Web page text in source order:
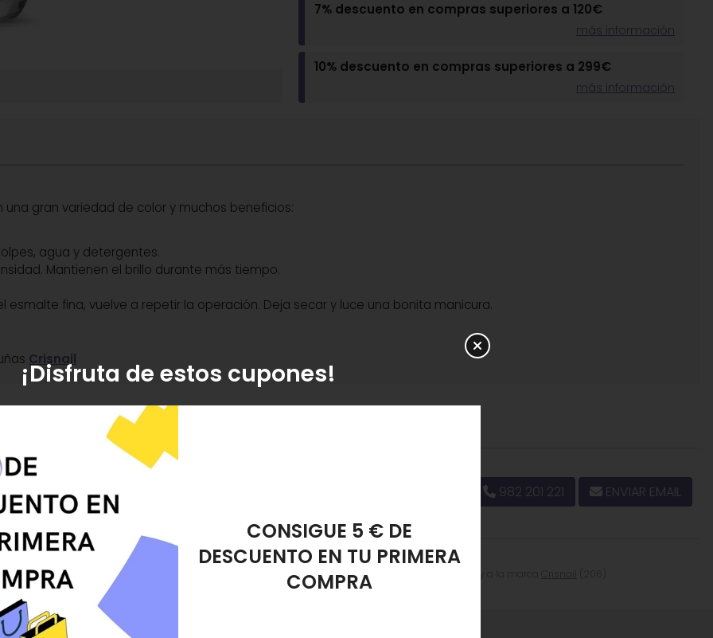
7% descuento en compras superiores a 120€
más información
10% descuento en compras superiores a 299€
más información
descatalogado, recogida en tienda.
Rouge Sud nº 242referencia 8432666050328, pertenece a la categoría
Esmalte de Uñas Rouge Sud nº 242 en "Pies y Manos", "Esmalte de Uñas".
gran variedad de color y muchos beneficios:
agua y detergentes.
Mantienen el brillo durante más tiempo.
fina, vuelve a repetir la operación. Deja secar y luce una bonita manicura.
Crisnail
dudas.
982 201 221 ENVIAR EMAIL
¡Disfruta de estos cupones!
REGALO ESPONJA
DESMAQUILLANTE